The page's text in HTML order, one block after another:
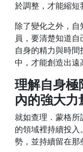
於調整，才能縮短
除了變化之外，
員，要清楚知道
自身的精力與時
中，才能創造出遠
理解自身極
內的強大力
就如查理．蒙格
的領域裡持續投
勢，並持續留在那